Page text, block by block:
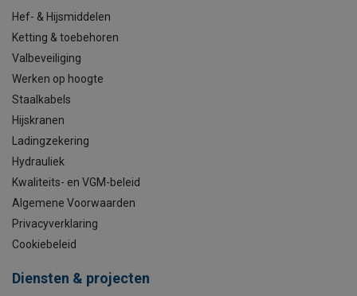
Hef- & Hijsmiddelen
Ketting & toebehoren
Valbeveiliging
Werken op hoogte
Staalkabels
Hijskranen
Ladingzekering
Hydrauliek
Kwaliteits- en VGM-beleid
Algemene Voorwaarden
Privacyverklaring
Cookiebeleid
Diensten & projecten